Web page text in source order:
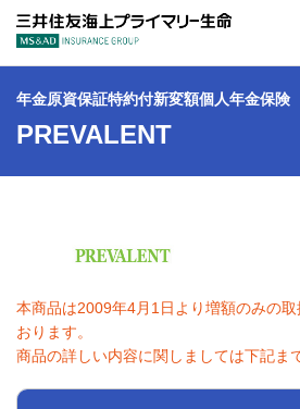
三
年金原資保証特約付新変額個人年金保険
PREVALENT
本商品は2009年4月1日より増額のみの
おります。
商品の詳しい内容に関しましては下記ま